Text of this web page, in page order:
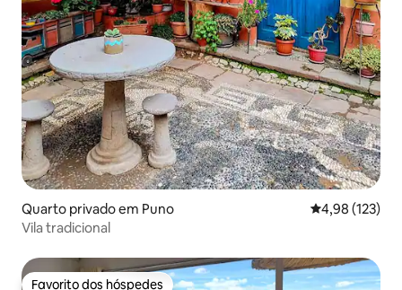
Quarto privado em Puno Classificação
4,98 (123)
Vila tradicional
Favorito dos hóspedes